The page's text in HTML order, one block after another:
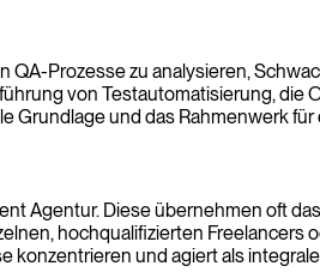
Prozesse zu analysieren,
von Testautomatisierung, die
Grundlage und das Rahmenwerk
Agentur. Diese übernehmen oft
hochqualifizierten Freelancers
konzentrieren und agiert als